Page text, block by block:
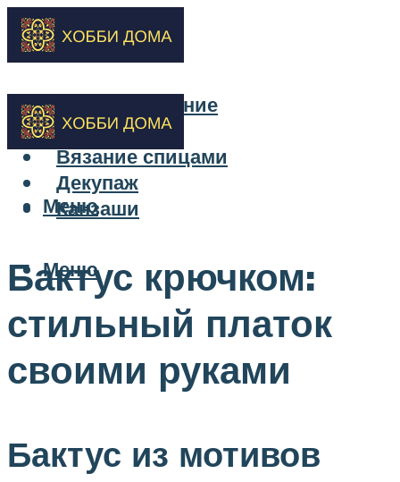
Бисероплетение
Вышивка
Вязание спицами
Декупаж
Канзаши
Меню
Меню
Бактус крючком:
стильный платок
своими руками
Бактус из мотивов